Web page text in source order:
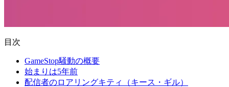
目次
GameStop騒動の概要
始まりは5年前
配信者のロアリングキティ（キース・ギル）